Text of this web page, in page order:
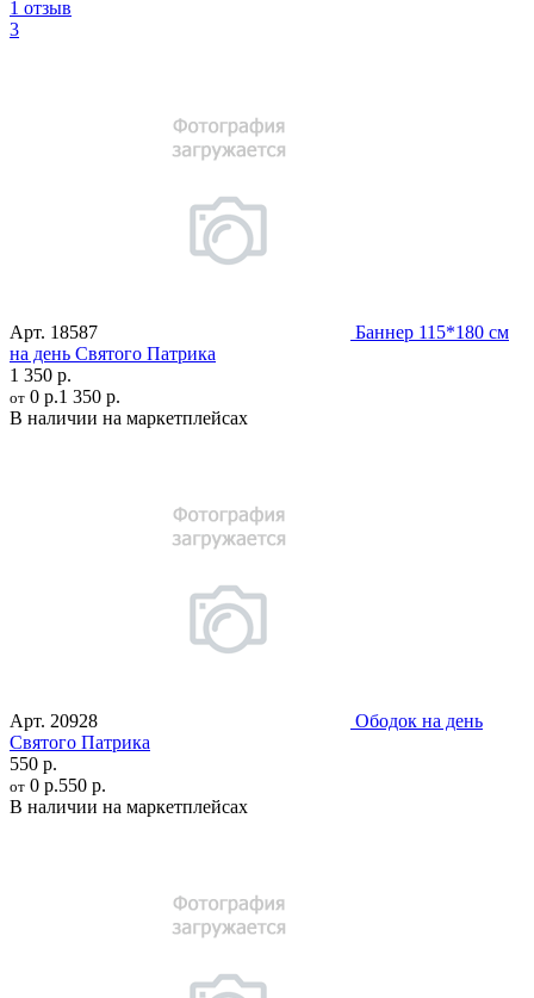
1 отзыв
3
Арт. 18587
Баннер 115*180 см
на день Святого Патрика
1 350 р.
от 0 р.1 350 р.
В наличии на маркетплейсах
Арт. 20928
Ободок на день
Святого Патрика
550 р.
от 0 р.550 р.
В наличии на маркетплейсах